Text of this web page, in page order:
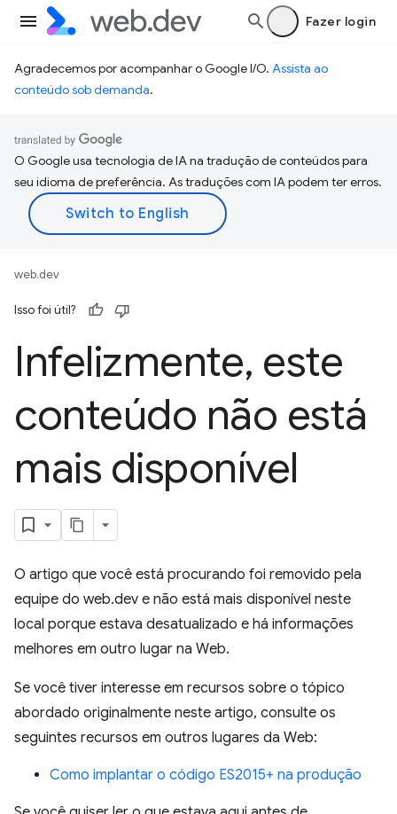
Fazer login
Agradecemos por acompanhar o Google I/O. Assista ao
conteúdo sob demanda.
O Google usa tecnologia de IA na tradução de conteúdos para
seu idioma de preferência. As traduções com IA podem ter erros.
web.dev
Isso foi útil?
Infelizmente, este
conteúdo não está
mais disponível
O artigo que você está procurando foi removido pela
equipe do web.dev e não está mais disponível neste
local porque estava desatualizado e há informações
melhores em outro lugar na Web.
Se você tiver interesse em recursos sobre o tópico
abordado originalmente neste artigo, consulte os
seguintes recursos em outros lugares da Web:
Como implantar o código ES2015+ na produção